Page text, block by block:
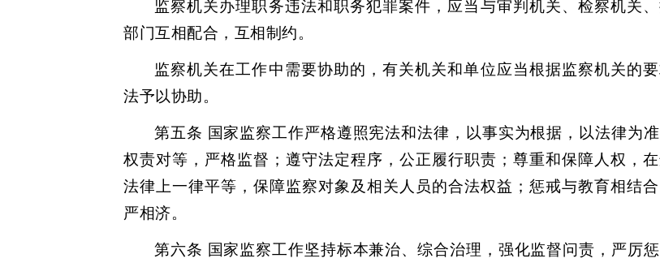
监察机关办理职务违法和职务犯罪案件，应当与审判机关、检察机关
部门互相配合，互相制约。
监察机关在工作中需要协助的，有关机关和单位应当根据监察机关的
法予以协助。
第五条 国家监察工作严格遵照宪法和法律，以事实为根据，以法律为准
权责对等，严格监督；遵守法定程序，公正履行职责；尊重和保障人权，在
法律上一律平等，保障监察对象及相关人员的合法权益；惩戒与教育相结
严相济。
第六条 国家监察工作坚持标本兼治、综合治理，强化监督问责，严厉